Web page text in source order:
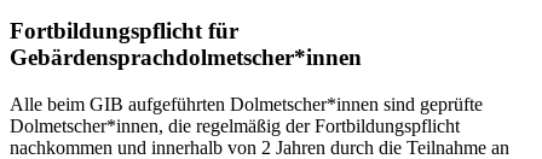
Fortbildungspflicht für
Gebärdensprachdolmetscher*innen
Alle beim GIB aufgeführten Dolmetscher*innen sind geprüfte
Dolmetscher*innen, die regelmäßig der Fortbildungspflicht
nachkommen und innerhalb von 2 Jahren durch die Teilnahme an